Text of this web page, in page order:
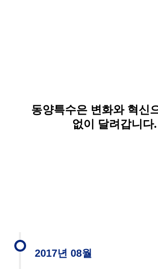
동양특수은 변화와 혁신
없이 달려갑니다.
2017년 08월